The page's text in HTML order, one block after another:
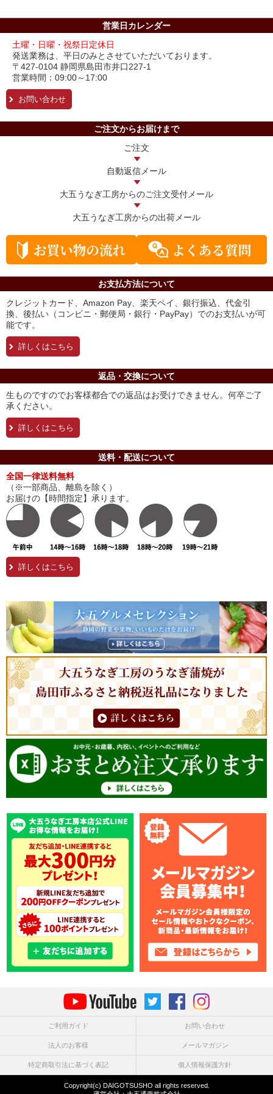
営業日カレンダー
土曜・日曜・祝祭日定休日
発送業務は、平日のみとさせていただいております。
〒427-0104 静岡県島田市井口227-1
営業時間：09:00～17:00
お問い合わせ
ご注文からお届けまで
ご注文
自動返信メール
大五うなぎ工房からのご注文受付メール
大五うなぎ工房からの出荷メール
お支払方法について
クレジットカード、Amazon Pay、楽天ペイ、銀行振込、代金引
換、後払い（コンビニ・郵便局・銀行・PayPay）でのお支払いが可
能です。
詳しくはこちら
返品・交換について
生ものですのでお客様都合での返品はお受けできません。何卒ご了
承ください。
詳しくはこちら
送料・配送について
全国一律送料無料
（※一部商品、離島を除く）
お届けの【時間指定】承ります。
詳しくはこちら
ご利用ガイド お問い合わせ
法人のお客様 メールマガジン
特定商取引法に基づく表記 個人情報保護方針
Copyright(c) DAIGOTSUSHO all rights reserved.